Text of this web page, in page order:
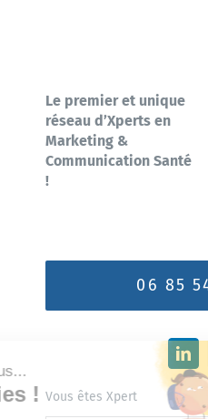
Le premier et unique
réseau d’Xperts en
Marketing &
Communication Santé
!
06 85
Vous êtes Xpert